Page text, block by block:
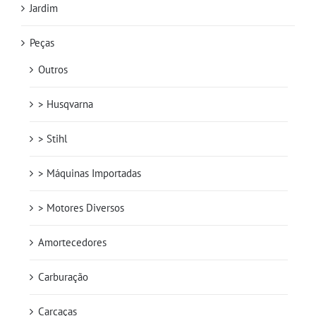
Jardim
Peças
Outros
> Husqvarna
> Stihl
> Máquinas Importadas
> Motores Diversos
Amortecedores
Carburação
Carcaças